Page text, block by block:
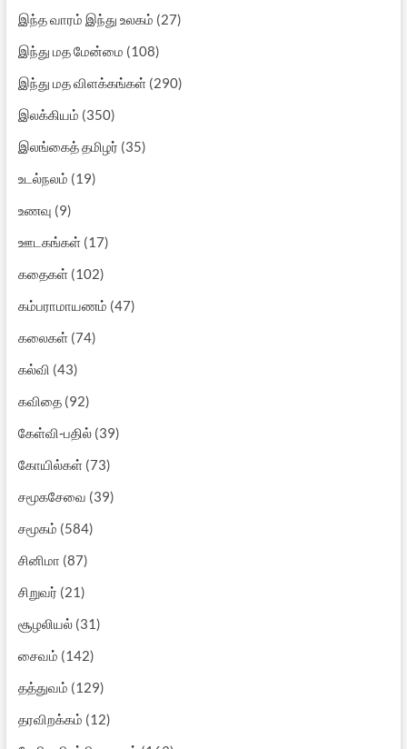
இந்த வாரம் இந்து உலகம் (27)
இந்து மத மேன்மை (108)
இந்து மத விளக்கங்கள்(290)
இலக்கியம் (350)
இலங்கைத் தமிழர் (35)
உடல்நலம் (19)
உணவு (9)
ஊடகங்கள்(17)
கதைகள்(102)
கம்பராமாயணம் (47)
கலைகள்(74)
கல்வி (43)
கவிதை(92)
கேள்வி-பதில்(39)
கோயில்கள்(73)
சமூகசேவை (39)
சமூகம் (584)
சினிமா (87)
சிறுவர் (21)
சூழலியல்(31)
சைவம் (142)
தத்துவம் (129)
தரவிறக்கம் (12)